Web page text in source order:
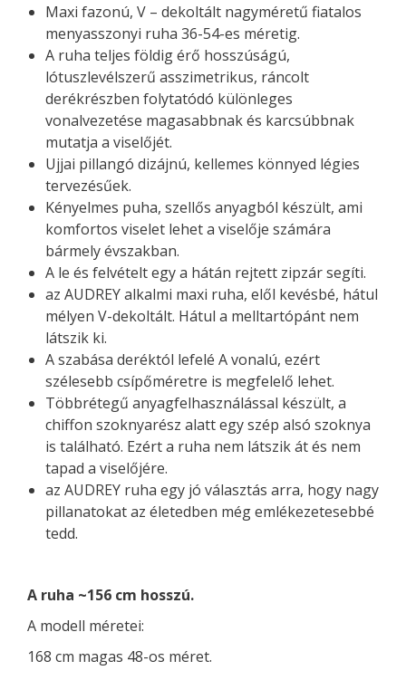
Maxi fazonú, V – dekoltált nagyméretű fiatalos
menyasszonyi ruha 36-54-es méretig.
A ruha teljes földig érő hosszúságú,
lótuszlevélszerű asszimetrikus, ráncolt
derékrészben folytatódó különleges
vonalvezetése magasabbnak és karcsúbbnak
mutatja a viselőjét.
Ujjai pillangó dizájnú, kellemes könnyed légies
tervezésűek.
Kényelmes puha, szellős anyagból készült, ami
komfortos viselet lehet a viselője számára
bármely évszakban.
A le és felvételt egy a hátán rejtett zipzár segíti.
az AUDREY alkalmi maxi ruha, elől kevésbé, hátul
mélyen V-dekoltált. Hátul a melltartópánt nem
látszik ki.
A szabása deréktól lefelé A vonalú, ezért
szélesebb csípőméretre is megfelelő lehet.
Többrétegű anyagfelhasználással készült, a
chiffon szoknyarész alatt egy szép alsó szoknya
is található. Ezért a ruha nem látszik át és nem
tapad a viselőjére.
az AUDREY ruha egy jó választás arra, hogy nagy
pillanatokat az életedben még emlékezetesebbé
tedd.
A ruha ~156 cm hosszú.
A modell méretei:
168 cm magas 48-os méret.